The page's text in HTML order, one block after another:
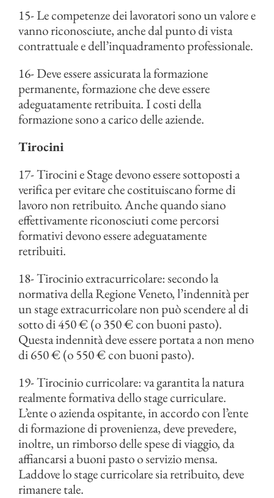
15- Le competenze dei lavoratori sono un valore e
vanno riconosciute, anche dal punto di vista
contrattuale e dell’inquadramento professionale.
16- Deve essere assicurata la formazione
permanente, formazione che deve essere
adeguatamente retribuita. I costi della
formazione sono a carico delle aziende.
Tirocini
17- Tirocini e Stage devono essere sottoposti a
verifica per evitare che costituiscano forme di
lavoro non retribuito. Anche quando siano
effettivamente riconosciuti come percorsi
formativi devono essere adeguatamente
retribuiti.
18- Tirocinio extracurricolare: secondo la
normativa della Regione Veneto, l’indennità per
un stage extracurricolare non può scendere al di
sotto di 450 € (o 350 € con buoni pasto).
Questa indennità deve essere portata a non meno
di 650 € (o 550 € con buoni pasto).
19- Tirocinio curricolare: va garantita la natura
realmente formativa dello stage curriculare.
L’ente o azienda ospitante, in accordo con l’ente
di formazione di provenienza, deve prevedere,
inoltre, un rimborso delle spese di viaggio, da
affiancarsi a buoni pasto o servizio mensa.
Laddove lo stage curricolare sia retribuito, deve
rimanere tale.